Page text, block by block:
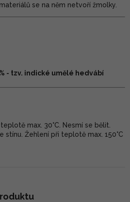
se na něm netvoří žmolky.
- tzv. indické umělé hedvábí
max. 30°C. Nesmí se bělit.
stínu. Žehlení při teplotě max. 150°C